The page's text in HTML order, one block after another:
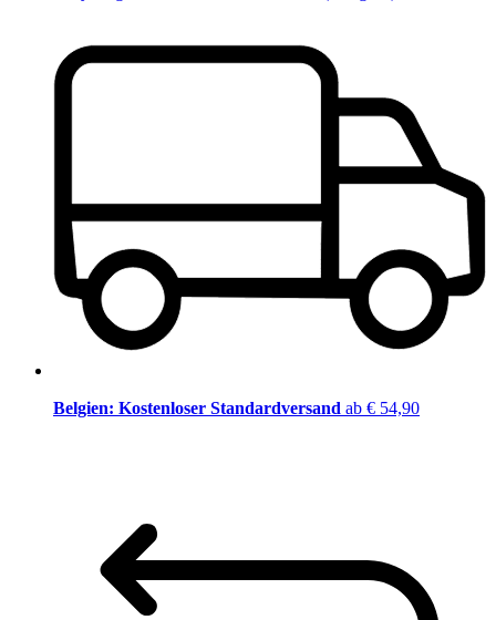
Belgien: Kostenloser Standardversand ab € 54,90